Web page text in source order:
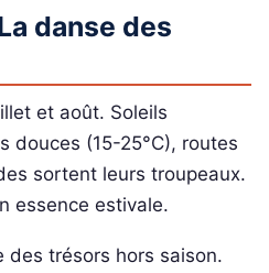
danse des
et août. Soleils
douces (15-25°C), routes
sortent leurs troupeaux.
essence estivale.
des trésors hors saison.